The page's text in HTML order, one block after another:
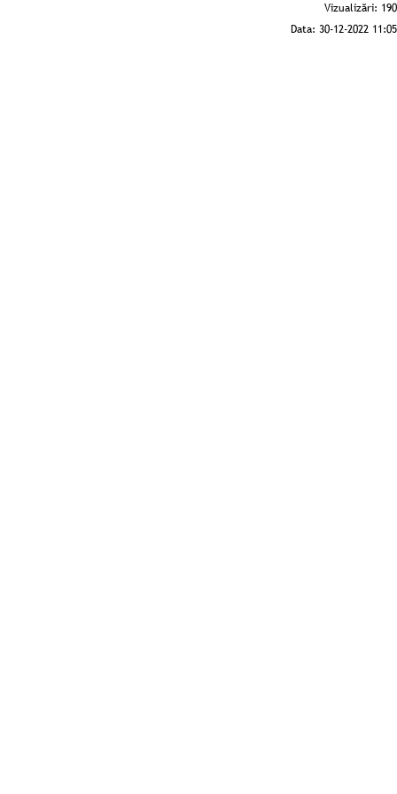
Vizualizări: 190
Data: 30-12-2022 11:05